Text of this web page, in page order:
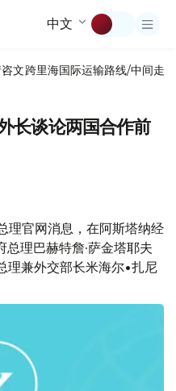
中文
文跨里海国际运输路线/中间走廊
长谈论两国合作前
理官网消息，在阿斯塔纳经
理巴赫特詹·萨金塔耶夫
理兼外交部长米海尔•扎尼